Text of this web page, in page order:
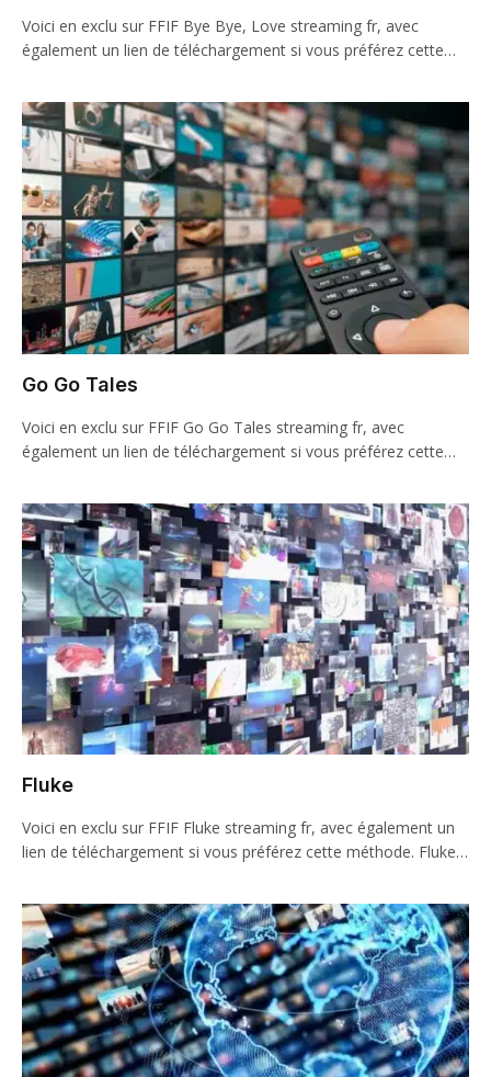
Voici en exclu sur FFIF Bye Bye, Love streaming fr, avec
également un lien de téléchargement si vous préférez cette…
Go Go Tales
Voici en exclu sur FFIF Go Go Tales streaming fr, avec
également un lien de téléchargement si vous préférez cette…
Fluke
Voici en exclu sur FFIF Fluke streaming fr, avec également un
lien de téléchargement si vous préférez cette méthode. Fluke…